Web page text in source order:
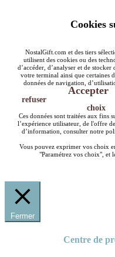
Cookies
NostalGift.com et des tiers
utilisent des cookies ou des
d’accéder, d’analyser et de
votre terminal ainsi que certaines
données de navigation,
Accepter
refuser
choix
Ces données sont traitées aux fins
l’expérience utilisateur, de l'offre
d’information, consulter notre
Vous pouvez exprimer vos choix
"Paramétrez vos choix", et
Fermer
Centre de